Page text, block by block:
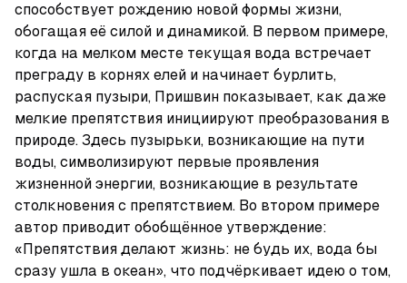
способствует рождению новой формы жизни,
обогащая её силой и динамикой. В первом примере,
когда на мелком месте текущая вода встречает
преграду в корнях елей и начинает бурлить,
распуская пузыри, Пришвин показывает, как даже
мелкие препятствия инициируют преобразования в
природе. Здесь пузырьки, возникающие на пути
воды, символизируют первые проявления
жизненной энергии, возникающие в результате
столкновения с препятствием. Во втором примере
автор приводит обобщённое утверждение:
«Препятствия делают жизнь: не будь их, вода бы
сразу ушла в океан», что подчёркивает идею о том,